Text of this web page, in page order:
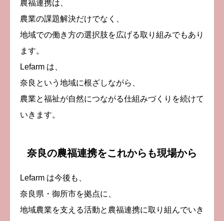
農福連携は、
農業の課題解決だけでなく、
地域での働き方の選択肢を広げる取り組みでもあり
ます。
Lefarm は、
奈良という地域に根ざしながら、
農業と福祉が自然につながる仕組みづくりを続けて
いきます。
奈良の農福連携をこれからも現場から
Lefarm は今後も、
奈良県・御所市を拠点に、
地域農業を支える活動と農福連携に取り組んでいき